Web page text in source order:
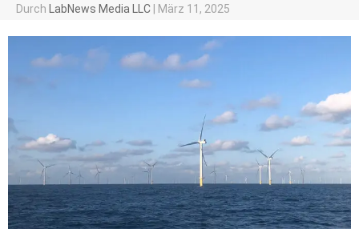
Durch LabNews Media LLC März 11, 2025